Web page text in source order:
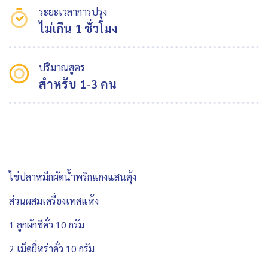
ระยะเวลาการปรุง
ไม่เกิน 1 ชั่วโมง
ปริมาณสูตร
สำหรับ 1-3 คน
ไข่ปลาหมึกผัดน้ำพริกแกงแสนตุ้ง
ส่วนผสมเครื่องเทศแห้ง
1 ลูกผักชีคั่ว 10 กรัม
2 เม็ดยี่หร่าคั่ว 10 กรัม